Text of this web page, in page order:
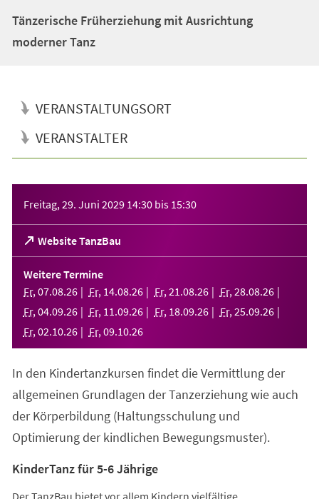
Tänzerische Früherziehung mit Ausrichtung
moderner Tanz
VERANSTALTUNGSORT
VERANSTALTER
Freitag, 29. Juni 2029 14:30 bis 15:30
Website TanzBau
(Öffnet
in
einem
neuen
Tab)
Weitere Termine
Fr, 07.08.26 Fr, 14.08.26 Fr, 21 .08.26 Fr, 28.08.26
Fr, 04.09.26 Fr, 11 .09.26 Fr, 18.09.26 Fr, 25.09.26
Fr, 02.10.26 Fr, 09.10.26
In den Kindertanzkursen findet die Vermittlung der
allgemeinen Grundlagen der Tanzerziehung wie auch
der Körperbildung (Haltungsschulung und
Optimierung der kindlichen Bewegungsmuster).
KinderTanz für 5-6 Jährige
Der TanzBau bietet vor allem Kindern vielfältige